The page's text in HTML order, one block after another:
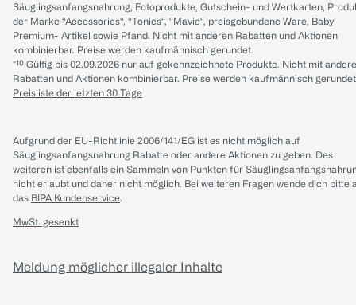
Säuglingsanfangsnahrung, Fotoprodukte, Gutschein- und Wertkarten,
der Marke “Accessories“, “Tonies“, “Mavie“, preisgebundene Ware, Baby
Premium- Artikel sowie Pfand. Nicht mit anderen Rabatten und Aktionen
kombinierbar. Preise werden kaufmännisch gerundet.
*¹⁰ Gültig bis 02.09.2026 nur auf gekennzeichnete Produkte. Nicht mit
Rabatten und Aktionen kombinierbar. Preise werden kaufmännisch
Preisliste der letzten 30 Tage
Aufgrund der EU-Richtlinie 2006/141/EG ist es nicht möglich auf
Säuglingsanfangsnahrung Rabatte oder andere Aktionen zu geben. Des
weiteren ist ebenfalls ein Sammeln von Punkten für
nicht erlaubt und daher nicht möglich. Bei weiteren Fragen wende dich bitte
das BIPA Kundenservice.
MwSt. gesenkt
Meldung möglicher illegaler Inhalte